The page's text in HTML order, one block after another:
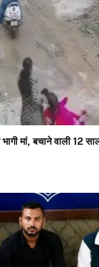
मां, बचाने वाली 12